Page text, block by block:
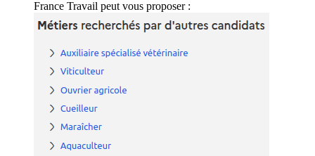
France Travail peut vous proposer :